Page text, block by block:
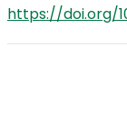
https://doi.org/